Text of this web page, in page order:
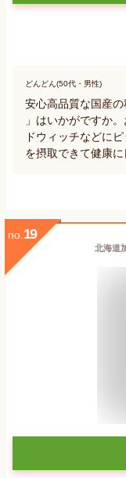
どんどん(50代・男性)
安心高品質な国産
」はいかがですか
ドウィッチなどに
を摂取できて健康に
no. 19
北海道